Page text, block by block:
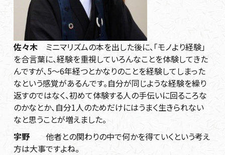
佐々木ミニマリズムの本を出した後に、「モノより経験」
を合言葉に、経験を重視していろんなことを体験してきた
んですが、5～6年経つとかなりのことを経験してしまった
なという感覚があるんです。自分が同じような経験を繰り
返すのではなく、初めて体験する人の手伝いに回るころな
のかなとか、自分1人のためだけにはうまく生きられない
なと思うことが増えました。
宇野他者との関わりの中で何かを得ていくという考え
方は大事ですよね。